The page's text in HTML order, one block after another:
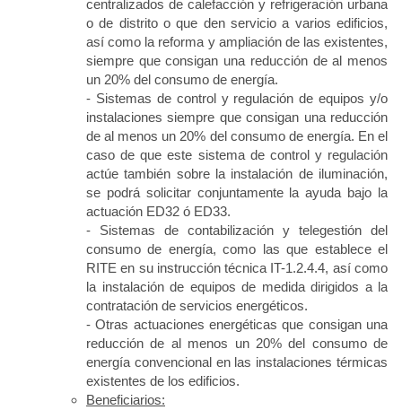
centralizados de calefacción y refrigeración urbana
o de distrito o que den servicio a varios edificios,
así como la reforma y ampliación de las existentes,
siempre que consigan una reducción de al menos
un 20% del consumo de energía.
- Sistemas de control y regulación de equipos y/o
instalaciones siempre que consigan una reducción
de al menos un 20% del consumo de energía. En el
caso de que este sistema de control y regulación
actúe también sobre la instalación de iluminación,
se podrá solicitar conjuntamente la ayuda bajo la
actuación ED32 ó ED33.
- Sistemas de contabilización y telegestión del
consumo de energía, como las que establece el
RITE en su instrucción técnica IT-1.2.4.4, así como
la instalación de equipos de medida dirigidos a la
contratación de servicios energéticos.
- Otras actuaciones energéticas que consigan una
reducción de al menos un 20% del consumo de
energía convencional en las instalaciones térmicas
existentes de los edificios.
Beneficiarios: